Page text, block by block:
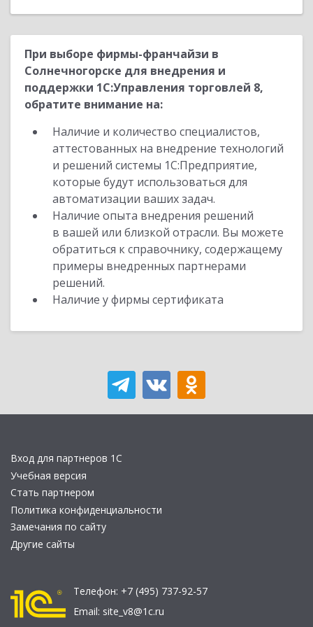
При выборе фирмы-франчайзи в
Солнечногорске для внедрения и
поддержки 1С:Управления торговлей 8,
обратите внимание на:
Наличие и количество специалистов,
аттестованных на внедрение технологий
и решений системы 1С:Предприятие,
которые будут использоваться для
автоматизации ваших задач.
Наличие опыта внедрения решений
в вашей или близкой отрасли. Вы можете
обратиться к справочнику, содержащему
примеры внедренных партнерами
решений.
Наличие у фирмы сертификата
Вход для партнеров 1С
Учебная версия
Стать партнером
Политика конфиденциальности
Замечания по сайту
Другие сайты
Телефон: +7 (495) 737-92-57
Email: site_v8@1c.ru